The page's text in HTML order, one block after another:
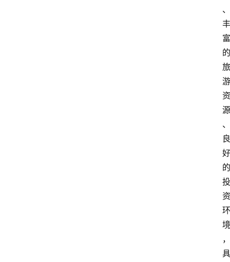
、
丰
富
的
旅
游
资
源
、
良
好
的
投
资
环
境
，
具